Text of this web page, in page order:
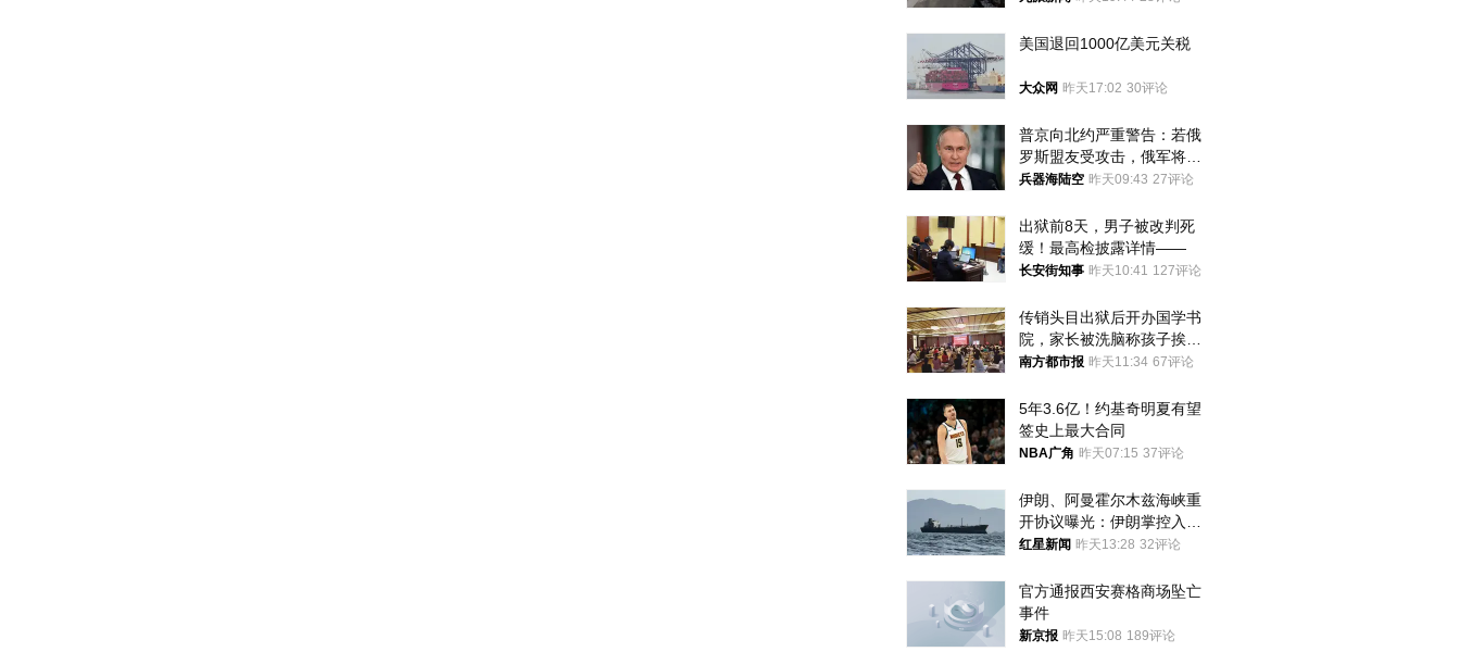
美国退回1000亿美元关税
大众网 昨天17:02 30评论
普京向北约严重警告：若俄
罗斯盟友受攻击，俄军将动
用核武器保护
兵器海陆空 昨天09:43 27评论
出狱前8天，男子被改判死
缓！最高检披露详情——
长安街知事 昨天10:41 127评论
传销头目出狱后开办国学书
院，家长被洗脑称孩子挨打
才有效果
南方都市报 昨天11:34 67评论
5年3.6亿！约基奇明夏有望
签史上最大合同
NBA广角 昨天07:15 37评论
伊朗、阿曼霍尔木兹海峡重
开协议曝光：伊朗掌控入湾
航道，与阿曼平分“服务费”
红星新闻 昨天13:28 32评论
官方通报西安赛格商场坠亡
事件
新京报 昨天15:08 189评论